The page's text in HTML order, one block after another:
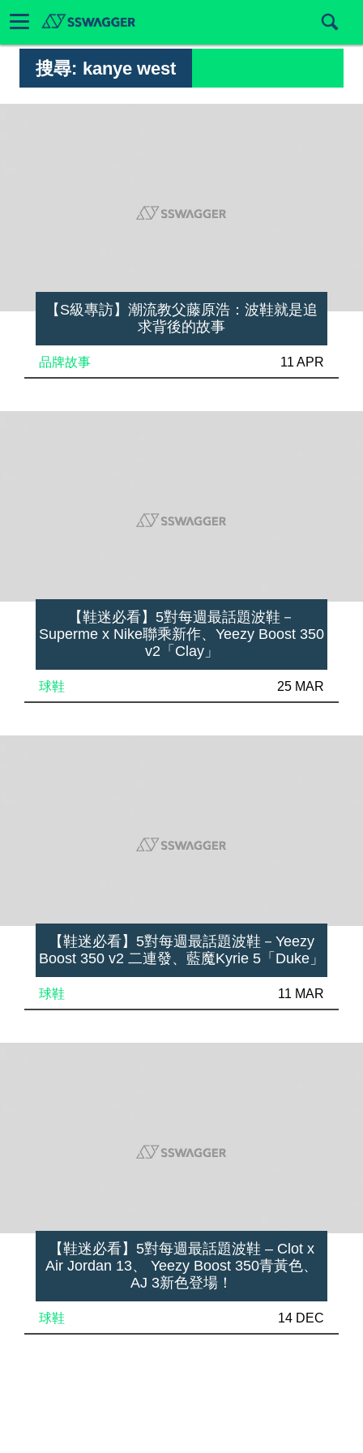
搜尋: kanye west
【S級專訪】潮流教父藤原浩：波鞋就是追
求背後的故事
品牌故事 11 APR
【鞋迷必看】5對每週最話題波鞋－
Superme x Nike聯乘新作、Yeezy Boost 350
v2「Clay」
球鞋 25 MAR
【鞋迷必看】5對每週最話題波鞋－Yeezy
Boost 350 v2 二連發、藍魔Kyrie 5「Duke」
球鞋 11 MAR
【鞋迷必看】5對每週最話題波鞋 – Clot x
Air Jordan 13、 Yeezy Boost 350青黃色、
AJ 3新色登場！
球鞋 14 DEC